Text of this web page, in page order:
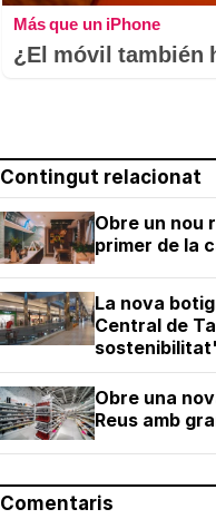
Más que un iPhone
¿El móvil también
Contingut relacionat
Obre un nou
primer de la
La nova
Central de
Obre una
Reus amb
Comentaris